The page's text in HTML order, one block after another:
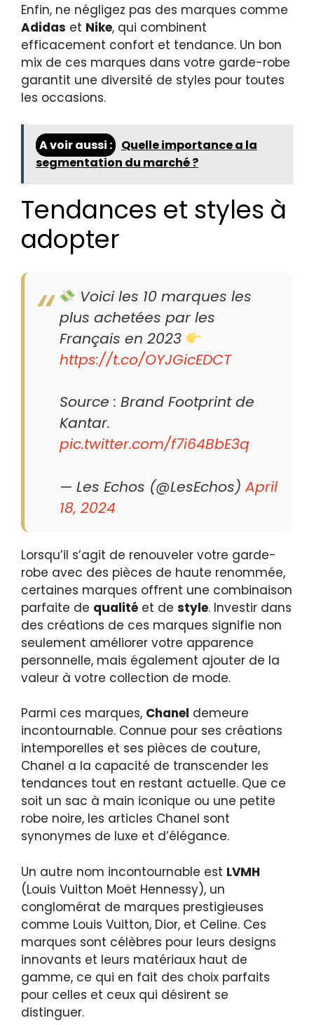
Enfin, ne négligez pas des marques comme
Adidas et Nike, qui combinent
efficacement confort et tendance. Un bon
mix de ces marques dans votre garde-robe
garantit une diversité de styles pour toutes
les occasions.
A voir aussi :
Quelle importance a la
segmentation du marché ?
Tendances et styles à
adopter
Voici les 10 marques les
plus achetées par les
Français en 2023
https://t.co/OYJGicEDCT
Source : Brand Footprint de
Kantar.
pic.twitter.com/f7i64BbE3q
— Les Echos (@LesEchos)April
18, 2024
Lorsqu’il s’agit de renouveler votre garde-
robe avec des pièces de haute renommée,
certaines marques offrent une combinaison
parfaite de qualité et de style. Investir dans
des créations de ces marques signifie non
seulement améliorer votre apparence
personnelle, mais également ajouter de la
valeur à votre collection de mode.
Parmi ces marques, Chanel demeure
incontournable. Connue pour ses créations
intemporelles et ses pièces de couture,
Chanel a la capacité de transcender les
tendances tout en restant actuelle. Que ce
soit un sac à main iconique ou une petite
robe noire, les articles Chanel sont
synonymes de luxe et d’élégance.
Un autre nom incontournable est LVMH
(Louis Vuitton Moët Hennessy), un
conglomérat de marques prestigieuses
comme Louis Vuitton, Dior, et Celine. Ces
marques sont célèbres pour leurs designs
innovants et leurs matériaux haut de
gamme, ce qui en fait des choix parfaits
pour celles et ceux qui désirent se
distinguer.